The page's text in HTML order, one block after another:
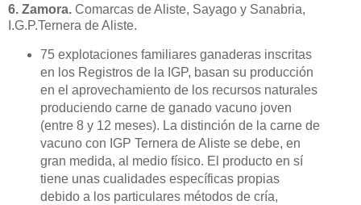
6. Zamora. Comarcas de Aliste, Sayago y Sanabria,
I.G.P.Ternera de Aliste.
75 explotaciones familiares ganaderas inscritas
en los Registros de la IGP, basan su producción
en el aprovechamiento de los recursos naturales
produciendo carne de ganado vacuno joven
(entre 8 y 12 meses). La distinción de la carne de
vacuno con IGP Ternera de Aliste se debe, en
gran medida, al medio físico. El producto en sí
tiene unas cualidades específicas propias
debido a l os particulares métodos de cría,